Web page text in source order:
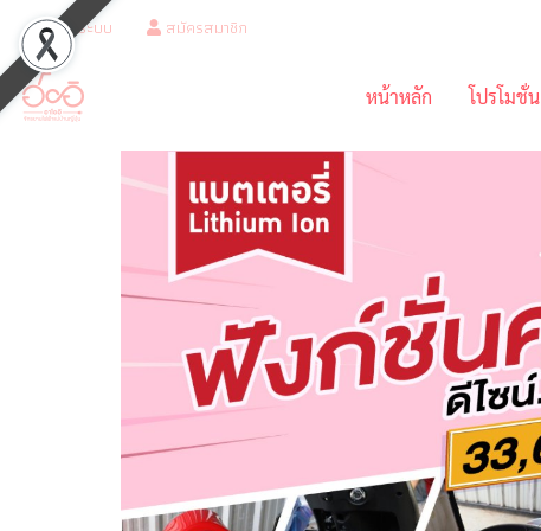
เข้าสู่ระบบ สมัครสมาชิก
หน้าหลัก โปรโมชั่น